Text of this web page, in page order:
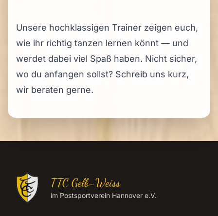
Unsere hochklassigen Trainer zeigen euch,
wie ihr richtig tanzen lernen könnt — und
werdet dabei viel Spaß haben. Nicht sicher,
wo du anfangen sollst? Schreib uns kurz,
wir beraten gerne.
TTC Gelb-Weiss
im Postsportverein Hannover e.V.